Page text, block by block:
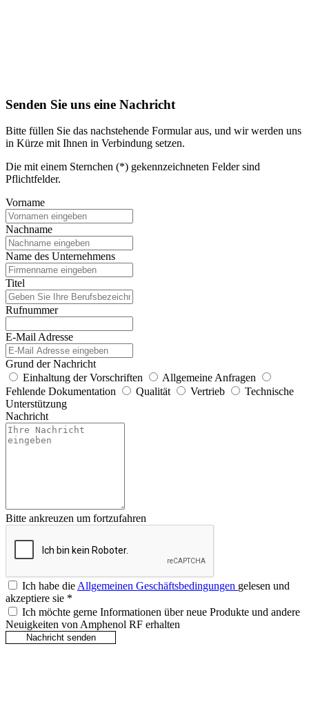
Senden Sie uns eine Nachricht
Bitte füllen Sie das nachstehende Formular aus, und wir werden uns
in Kürze mit Ihnen in Verbindung setzen.
Die mit einem Sternchen (*) gekennzeichneten Felder sind
Pflichtfelder.
Vorname
Nachname
Name des Unternehmens
Titel
Rufnummer
E-Mail Adresse
Grund der Nachricht
Einhaltung der Vorschriften
Allgemeine Anfragen
Fehlende Dokumentation
Qualität Vertrieb
Technische
Unterstützung
Nachricht
Bitte ankreuzen um fortzufahren
Ich habe dieAllgemeinen Geschäftsbedingungen gelesen und
akzeptiere sie *
Ich möchte gerne Informationen über neue Produkte und andere
Neuigkeiten von Amphenol RF erhalten